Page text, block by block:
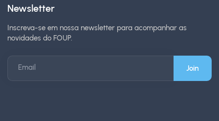
Newsletter
Inscreva-se em nossa newsletter para acompanhar as
novidades do FOUP.
Email